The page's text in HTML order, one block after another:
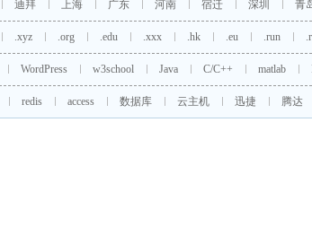
迪拜 上海 广东 河南 宿迁 深圳 青
.xyz .org .edu .xxx .hk .eu .run
WordPress w3school Java C/C++ matlab
redis access 数据库 云主机 迅捷 腾达